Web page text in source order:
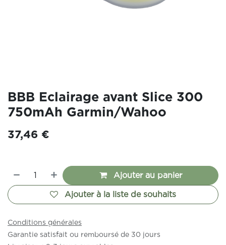
BBB Eclairage avant Slice 300
750mAh Garmin/Wahoo
37,46 €
Ajouter au panier
Ajouter à la liste de souhaits
Conditions générales
Garantie satisfait ou remboursé de 30 jours